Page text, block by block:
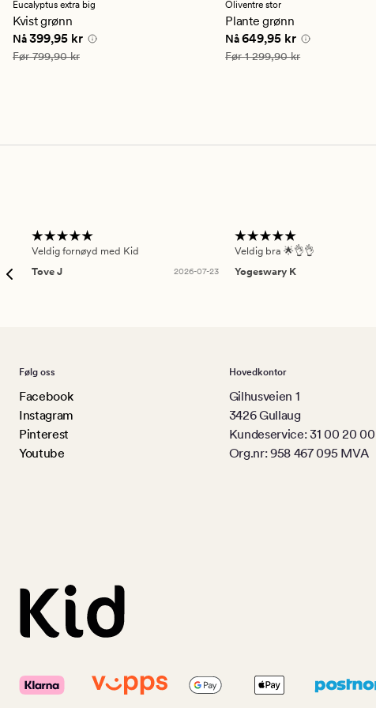
Eucalyptus extra big
Kvist grønn
Nåværende pris
Nå399,95 kr
Vanlig pris 799,90 kr
Før799,90 kr
en
gjennomsnittlig
vurdering
på
4.5
Oliventre stor
Plante grønn
Nåværende pris
Nå649,95 kr
Vanlig pris 1 299,90 kr
Før1 299,90 kr
Veldig fornøyd med Kid
Tove J
2026-07-23
Veldig bra 🌟👌👌
Yogeswary K
Følg oss
Facebook
Instagram
Pinterest
Youtube
Hovedkontor
Gilhusveien 1
3426 Gullaug
Kundeservice: 31 00 20 00
Org.nr: 958 467 095 MVA